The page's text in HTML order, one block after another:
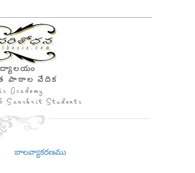
పాఠాల వేదిక
Academy
Sanskrit Students
బాలవ్యాకరణము